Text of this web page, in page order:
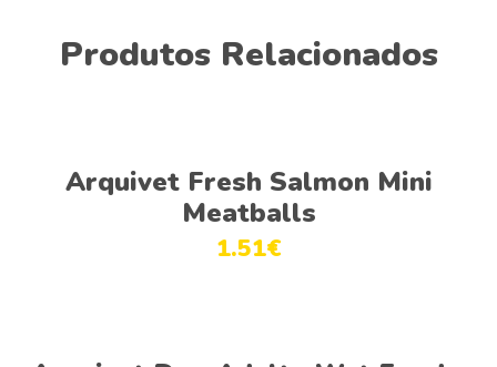
Produtos Relacionados
Adicionar
Arquivet Fresh Salmon Mini
Meatballs
1.51€
Ver opções